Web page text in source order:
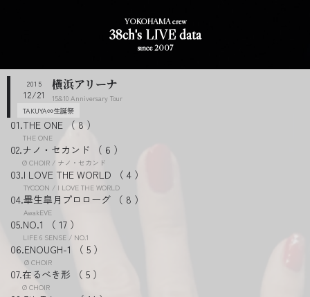
YOKOHAMA crew
38ch's LIVE data
since 2007
2015
12/21
横浜アリーナ
15&10 Anniversary Tour
TAKUYA∞生誕祭
THE ONE 8
THE ONE
ナノ・セカンド 6
Ø CHOIR / ナノ・セカンド
I LOVE THE WORLD 4
TYCOON / I LOVE THE WORLD
畢生皐月プロローグ 8
AwakEVE
NO.1 17
LIFE 6 SENSE / NO.1
ENOUGH-1 5
Ø CHOIR
在るべき形 5
Ø CHOIR